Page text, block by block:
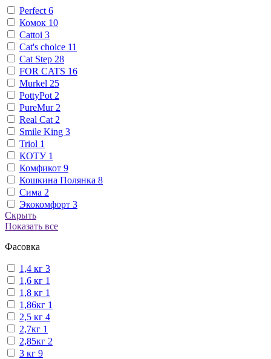
Perfect 6
Комок 10
Cattoi 3
Cat's choice 11
Cat Step 28
FOR CATS 16
Murkel 25
PottyPot 2
PureMur 2
Real Cat 2
Smile King 3
Triol 1
КОТУ 1
Комфикот 9
Кошкина Полянка 8
Сима 2
Экокомфорт 3
Скрыть
Показать все
Фасовка
1,4 кг 3
1,6 кг 1
1,8 кг 1
1,86кг 1
2,5 кг 4
2,7кг 1
2,85кг 2
3 кг 9